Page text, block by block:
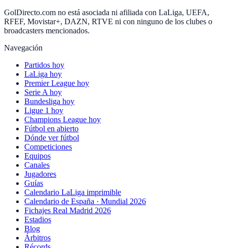
GolDirecto.com no está asociada ni afiliada con LaLiga, UEFA,
RFEF, Movistar+, DAZN, RTVE ni con ninguno de los clubes o
broadcasters mencionados.
Navegación
Partidos hoy
LaLiga hoy
Premier League hoy
Serie A hoy
Bundesliga hoy
Ligue 1 hoy
Champions League hoy
Fútbol en abierto
Dónde ver fútbol
Competiciones
Equipos
Canales
Jugadores
Guías
Calendario LaLiga imprimible
Calendario de España · Mundial 2026
Fichajes Real Madrid 2026
Estadios
Blog
Árbitros